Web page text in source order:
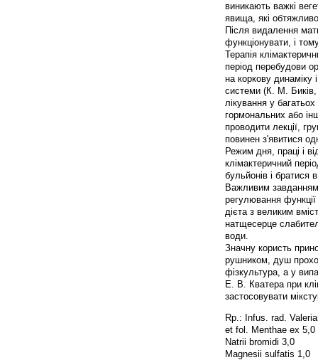
виникають важкі
явища, які
Після видалення
функціонувати, і
Терапія
період перебудови
на коркову динаміку
системи (К. М.
лікування у
гормональних або
проводити лекції,
повинен з'явитися
Режим дня, праці і
клімактеричний
бульйонів і братися
Важливим завданням
регулювання
дієта з великим
натщесерце
води.
Значну користь
рушником, душ
фізкультура, а у
Е. В. Кватера при
застосовувати
Rp.: Infus. rad.
et fol. Menthae ex 5,0
Natrii bromidi 3,0
Magnesii sulfatis 1,0